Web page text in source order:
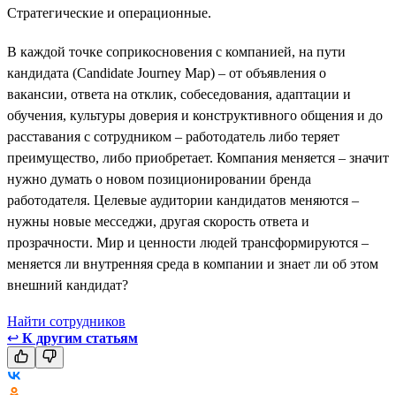
Стратегические и операционные.
В каждой точке соприкосновения с компанией, на пути
кандидата (Candidate Journey Map) – от объявления о
вакансии, ответа на отклик, собеседования, адаптации и
обучения, культуры доверия и конструктивного общения и до
расставания с сотрудником – работодатель либо теряет
преимущество, либо приобретает. Компания меняется – значит
нужно думать о новом позиционировании бренда
работодателя. Целевые аудитории кандидатов меняются –
нужны новые месседжи, другая скорость ответа и
прозрачности. Мир и ценности людей трансформируются –
меняется ли внутренняя среда в компании и знает ли об этом
внешний кандидат?
Найти сотрудников
↩ К другим статьям